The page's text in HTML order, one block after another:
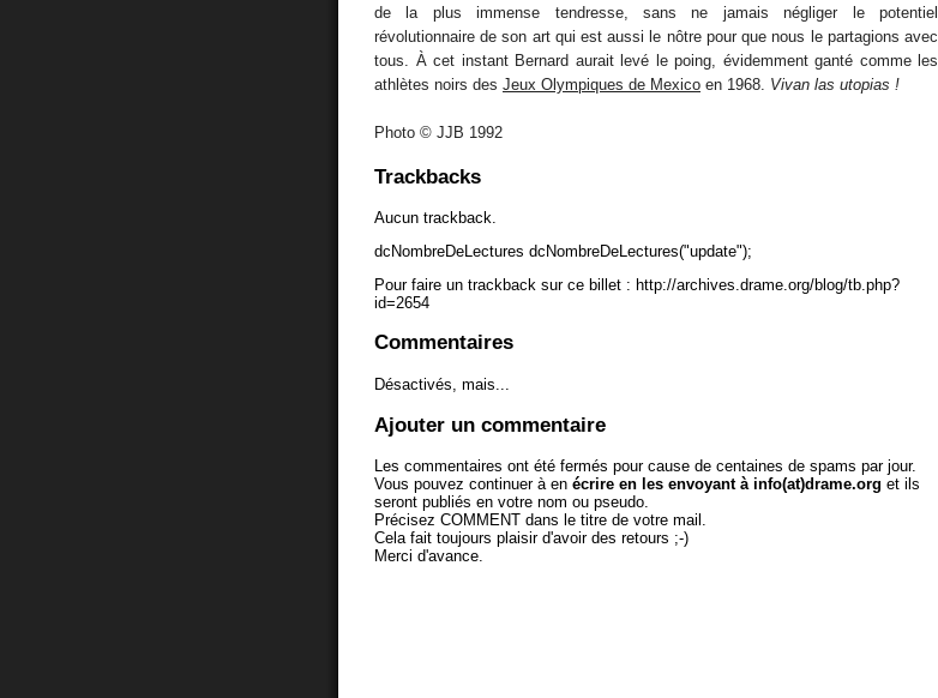
de la plus immense tendresse, sans ne jamais négliger le potentiel
révolutionnaire de son art qui est aussi le nôtre pour que nous le partagions avec
tous. À cet instant Bernard aurait levé le poing, évidemment ganté comme les
athlètes noirs des Jeux Olympiques de Mexico en 1968. Vivan las utopias !
Photo © JJB 1992
Trackbacks
Aucun trackback.
dcNombreDeLectures dcNombreDeLectures("update");
Pour faire un trackback sur ce billet : http://archives.drame.org/blog/tb.php?
id=2654
Commentaires
Désactivés, mais...
Ajouter un commentaire
Les commentaires ont été fermés pour cause de centaines de spams par jour.
Vous pouvez continuer à en écrire en les envoyant à info(at)drame.org et ils
seront publiés en votre nom ou pseudo.
Précisez COMMENT dans le titre de votre mail.
Cela fait toujours plaisir d'avoir des retours ;-)
Merci d'avance.